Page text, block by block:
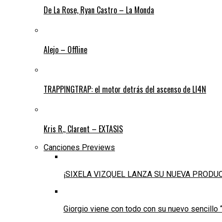
De La Rose, Ryan Castro – La Monda
Alejo – Offline
TRAPPINGTRAP: el motor detrás del ascenso de LI4N
Kris R., Clarent – EXTASIS
Canciones Previews
¡SIXELA VIZQUEL LANZA SU NUEVA
Giorgio viene con todo con su nuevo sencillo